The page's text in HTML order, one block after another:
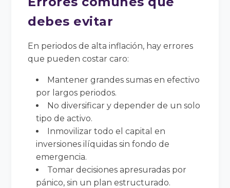
debes evitar
En periodos de alta inflación, hay errores
que pueden costar caro:
Mantener grandes sumas en efectivo
por largos periodos.
No diversificar y depender de un solo
tipo de activo.
Inmovilizar todo el capital en
inversiones ilíquidas sin fondo de
emergencia.
Tomar decisiones apresuradas por
pánico, sin un plan estructurado.